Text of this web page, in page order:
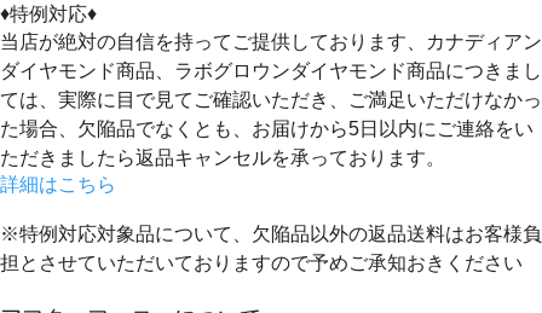
♦特例対応♦
当店が絶対の自信を持ってご提供しております、カナディアン
ダイヤモンド商品、ラボグロウンダイヤモンド商品につきまし
ては、実際に目で見てご確認いただき、ご満足いただけなかっ
た場合、欠陥品でなくとも、 お届けから5日以内にご連絡をい
ただきましたら返品キャンセルを承っております。
詳細はこちら
※特例対応対象品について、欠陥品以外の返品送料はお客様負
担とさせていただいておりますので予めご承知おきください